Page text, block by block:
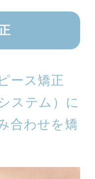
ース矯正
ステム）に
合わせを矯